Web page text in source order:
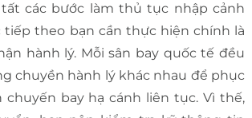
các bước làm thủ tục nhập cảnh
tiếp theo bạn cần thực hiện chính là
hành lý. Mỗi sân bay quốc tế đều
chuyền hành lý khác nhau để phục
chuyến bay hạ cánh liên tục. Vì thế,